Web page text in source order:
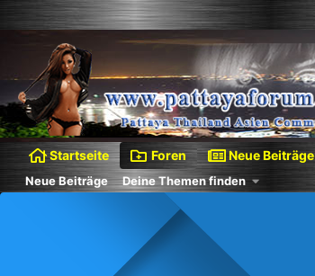
Startseite Foren Neue Beiträge
Neue Beiträge Deine Themen finden